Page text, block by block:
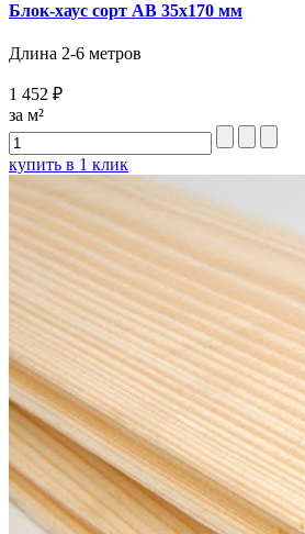
Блок-хаус сорт AB 35х170 мм
Длина 2-6 метров
1 452 ₽
за м²
купить в 1 клик